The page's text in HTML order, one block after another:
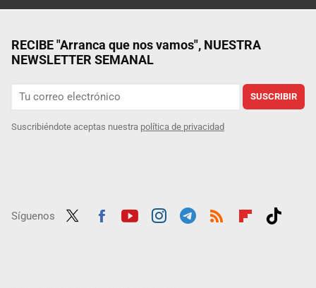
RECIBE "Arranca que nos vamos", NUESTRA
NEWSLETTER SEMANAL
SUSCRIBIR
Suscribiéndote aceptas nuestra política de privacidad
Síguenos